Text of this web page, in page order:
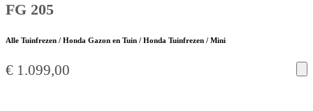
FG 205
Alle Tuinfrezen / Honda Gazon en Tuin / Honda Tuinfrezen / Mini
€ 1.099,00